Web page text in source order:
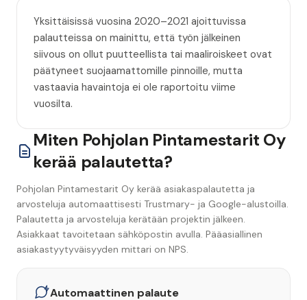
Yksittäisissä vuosina 2020–2021 ajoittuvissa
palautteissa on mainittu, että työn jälkeinen
siivous on ollut puutteellista tai maaliroiskeet ovat
päätyneet suojaamattomille pinnoille, mutta
vastaavia havaintoja ei ole raportoitu viime
vuosilta.
Miten Pohjolan Pintamestarit Oy
kerää palautetta?
Pohjolan Pintamestarit Oy kerää asiakaspalautetta ja
arvosteluja automaattisesti Trustmary- ja Google-alustoilla.
Palautetta ja arvosteluja kerätään projektin jälkeen.
Asiakkaat tavoitetaan sähköpostin avulla. Pääasiallinen
asiakastyytyväisyyden mittari on NPS.
Automaattinen palaute